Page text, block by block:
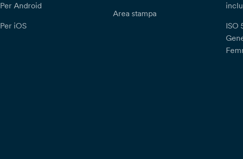
Per Android
Per iOS
Area stampa
ISO